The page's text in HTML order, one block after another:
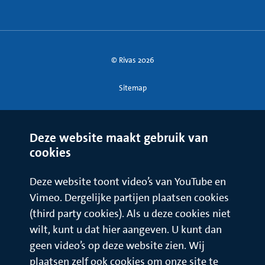
© Rivas 2026
Sitemap
Deze website maakt gebruik van
cookies
Deze website toont video’s van YouTube en
Vimeo. Dergelijke partijen plaatsen cookies
(third party cookies). Als u deze cookies niet
wilt, kunt u dat hier aangeven. U kunt dan
geen video’s op deze website zien. Wij
plaatsen zelf ook cookies om onze site te